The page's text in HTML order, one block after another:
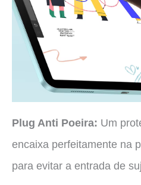
Plug Anti Poeira: Um
encaixa perfeitamente na
para evitar a entrada de